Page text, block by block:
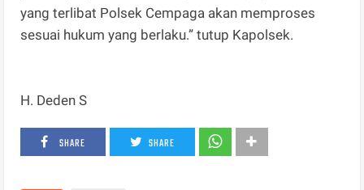
yang terlibat Polsek Cempaga akan memproses
sesuai hukum yang berlaku.” tutup Kapolsek.
H. Deden S
SHARE SHARE